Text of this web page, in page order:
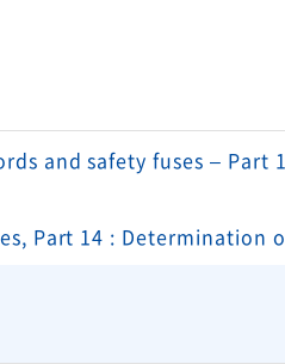
and safety fuses –
Part 14 :